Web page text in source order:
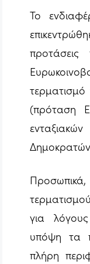
Το
τερματισμό
(πρόταση
για
υπόψη τα
πλήρη